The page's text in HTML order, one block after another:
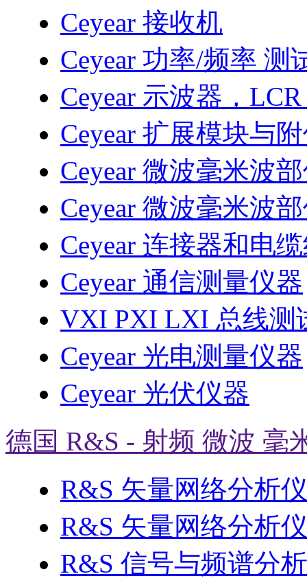
Ceyear 接收机
Ceyear 功率/频率 测
Ceyear 示波器，
Ceyear 扩展模块与
Ceyear 微波毫米波
Ceyear 微波毫米波
Ceyear 连接器和电
Ceyear 通信测量仪器
VXI PXI LXI 总线测
Ceyear 光电测量仪器
Ceyear 光伏仪器
德国 R&S - 射频 微波 毫
R&S 矢量网络分析仪
R&S 矢量网络分析
R&S 信号与频谱分